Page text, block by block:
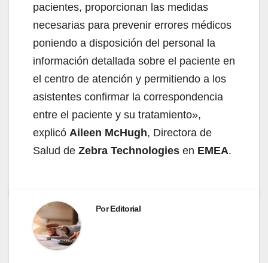
pacientes, proporcionan las medidas
necesarias para prevenir errores médicos
poniendo a disposición del personal la
información detallada sobre el paciente en
el centro de atención y permitiendo a los
asistentes confirmar la correspondencia
entre el paciente y su tratamiento»,
explicó Aileen McHugh, Directora de
Salud de Zebra Technologies en EMEA.
PorEditorial